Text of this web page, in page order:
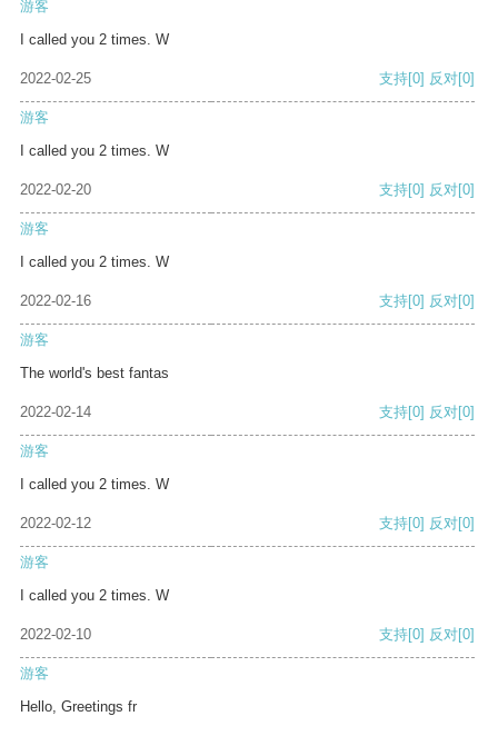
游客
I called you 2 times. W
2022-02-25 支持[0] 反对[0]
游客
I called you 2 times. W
2022-02-20 支持[0] 反对[0]
游客
I called you 2 times. W
2022-02-16 支持[0] 反对[0]
游客
The world's best fantas
2022-02-14 支持[0] 反对[0]
游客
I called you 2 times. W
2022-02-12 支持[0] 反对[0]
游客
I called you 2 times. W
2022-02-10 支持[0] 反对[0]
游客
Hello, Greetings fr